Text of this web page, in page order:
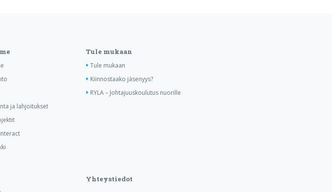
ja lahjoitukset
Tule mukaan
Tule mukaan
Kiinnostaako jäsenyys?
RYLA – Johtajuuskoulutus nuorille
Yhteystiedot